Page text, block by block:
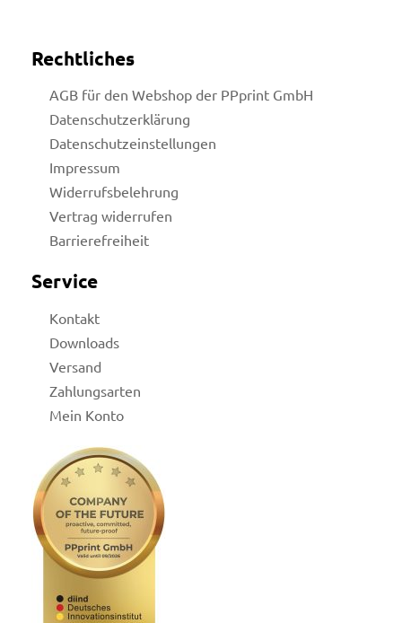
Rechtliches
AGB für den Webshop der PPprint GmbH
Datenschutzerklärung
Datenschutzeinstellungen
Impressum
Widerrufsbelehrung
Vertrag widerrufen
Barrierefreiheit
Service
Kontakt
Downloads
Versand
Zahlungsarten
Mein Konto